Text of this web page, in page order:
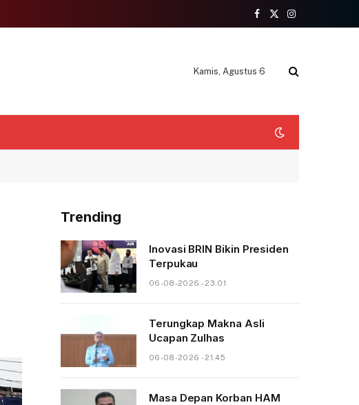
Facebook
X
Instagram
Kamis, Agustus 6
Trending
Inovasi BRIN Bikin Presiden
Terpukau
06-08-2026 - 23.01
Terungkap Makna Asli
Ucapan Zulhas
06-08-2026 - 21.45
Masa Depan Korban HAM